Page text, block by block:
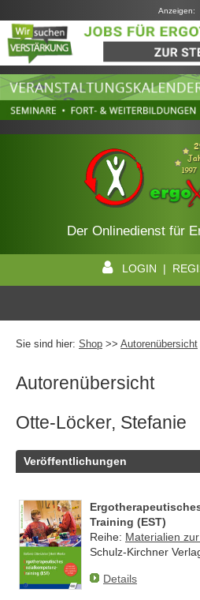
Anzeigen:
Der Onlinedienst für
LOGIN |
Sie sind hier: Shop >> Autorenübersicht
Autorenübersicht
Otte-Löcker, Stefanie
Veröffentlichungen
Training (EST)
Reihe: Materialien
Schulz-Kirchner
Details